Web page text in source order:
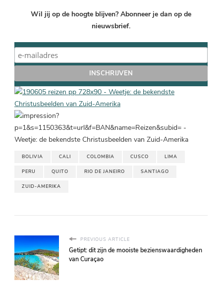
Wil jij op de hoogte blijven? Abonneer je dan op de
nieuwsbrief.
BOLIVIA CALI COLOMBIA CUSCO LIMA
PERU QUITO RIO DE JANEIRO SANTIAGO
ZUID-AMERIKA
PREVIOUS ARTICLE
Getipt: dit zijn de mooiste bezienswaardigheden
van Curaçao